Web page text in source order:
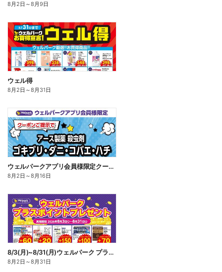
8月2日 ～8月9日
ウェル得
8月2日 ～8月31日
ウェルパークアプリ会員様限定クーポン配信中!
8月2日 ～8月16日
8/3(月)~8/31(月)ウェルパーク プラスポイントプレゼント
8月2日 ～8月31日